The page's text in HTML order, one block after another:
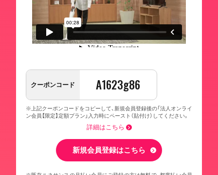
クーポンコード A1623g86
※上記クーポンコードをコピーして、新規会員登録後の「法人オンライ
ン会員【限定】定額プラン」入力時にペースト（貼付け）してください。
詳細はこちら
新規会員登録はこちら